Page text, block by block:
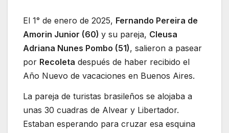
El 1° de enero de 2025, Fernando Pereira de
Amorin Junior (60) y su pareja, Cleusa
Adriana Nunes Pombo (51), salieron a pasear
por Recoleta después de haber recibido el
Año Nuevo de vacaciones en Buenos Aires.
La pareja de turistas brasileños se alojaba a
unas 30 cuadras de Alvear y Libertador.
Estaban esperando para cruzar esa esquina